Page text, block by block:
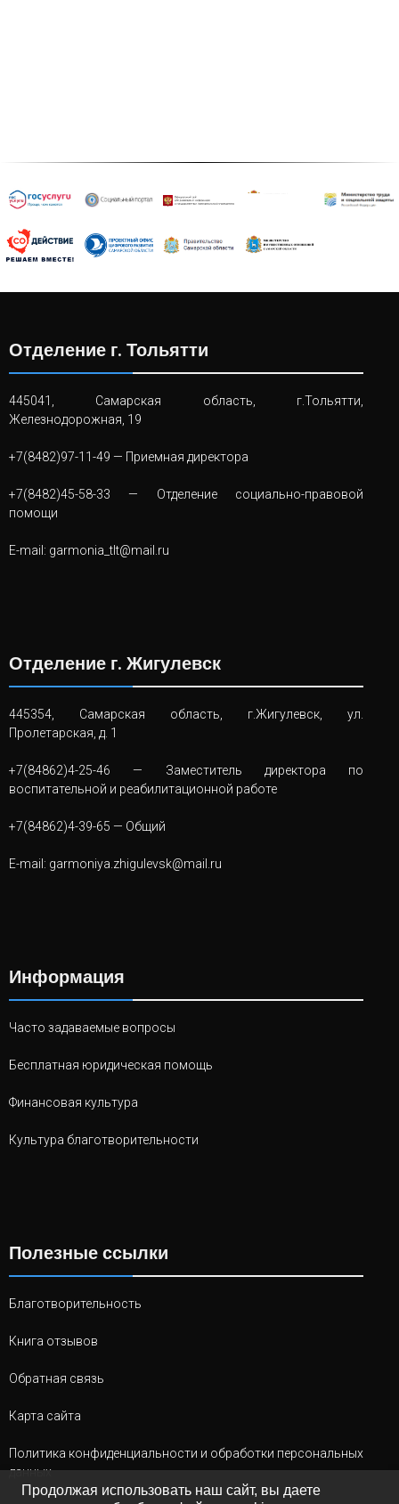
Отделение г. Тольятти
445041, Самарская область, г.Тольятти,
Железнодорожная, 19
+7(8482)97-11-49 — Приемная директора
+7(8482)45-58-33 — Отделение социально-правовой
помощи
E-mail: garmonia_tlt@mail.ru
Отделение г. Жигулевск
445354, Самарская область, г.Жигулевск, ул.
Пролетарская, д. 1
+7(84862)4-25-46 — Заместитель директора по
воспитательной и реабилитационной работе
+7(84862)4-39-65 — Общий
E-mail: garmoniya.zhigulevsk@mail.ru
Информация
Часто задаваемые вопросы
Бесплатная юридическая помощь
Финансовая культура
Культура благотворительности
Полезные ссылки
Благотворительность
Книга отзывов
Обратная связь
Карта сайта
Политика конфиденциальности и обработки персональных
данных
Продолжая использовать наш сайт, вы даете